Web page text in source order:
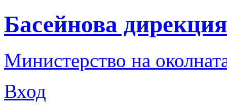
Басейнова
Министерство на
Вход